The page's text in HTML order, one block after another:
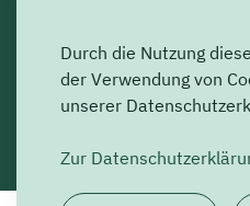
Impressum
Durch die Nutzung
der Verwendung von
unserer
Zur